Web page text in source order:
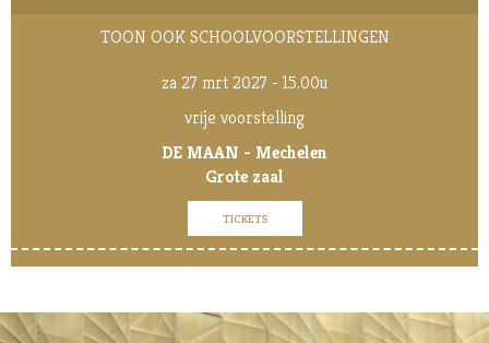
TOON OOK SCHOOLVOORSTELLINGEN
za 27 mrt 2027 - 15.00u
vrije voorstelling
DE MAAN - Mechelen
Grote zaal
TICKETS